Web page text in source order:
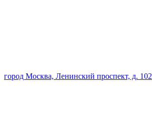
город Москва, Ленинский проспект, д. 102